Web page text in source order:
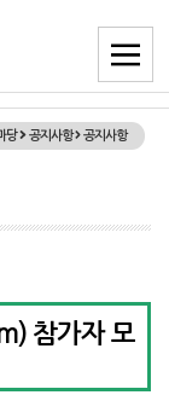
당 공지사항 공지사항
참가자 모